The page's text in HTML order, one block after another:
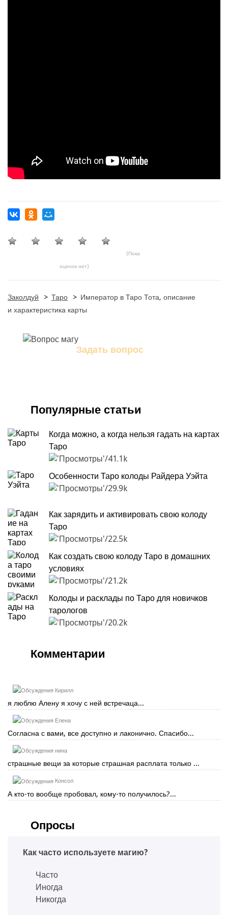
(Пока
оценок нет)
Заколдуй > Таро > Император в Таро Тота, описание
и характеристика карты
Задать вопрос
Популярные статьи
Когда можно, а когда нельзя гадать на картах
Таро
41.1k
Особенности Таро колоды Райдера Уэйта
29.9k
Как зарядить и активировать свою колоду
Таро
22.5k
Как создать свою колоду Таро в домашних
условиях
21.2k
Колоды и расклады по Таро для новичков
тарологов
20.2k
Комментарии
Кирилл
я люблю Алену я хочу с ней встречаца...
Елена
Согласна с вами, все доступно и лаконично. Спасибо...
нина
страшные вещи за которые страшная расплата только ...
Консол
А кто-то вообще пробовал, кому-то получилось?...
Опросы
Как часто используете магию?
Часто
Иногда
Никогда